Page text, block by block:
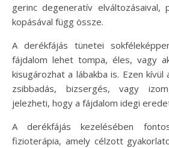
gerinc degeneratív elváltozásaival,
kopásával függ össze.
A derékfájás tünetei
fájdalom lehet tompa, éles, vagy
kisugározhat a lábakba is. Ezen
zsibbadás, bizsergés, vagy
jelezheti, hogy a fájdalom idegi
A derékfájás kezelésében
fizioterápia, amely célzott